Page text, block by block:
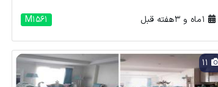
M1561